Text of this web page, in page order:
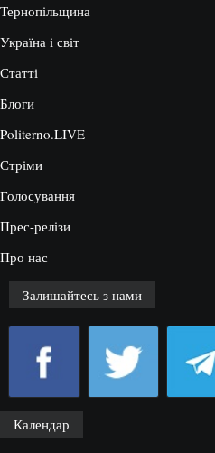
Тернопільщина
Україна і світ
Статті
Блоги
Politerno.LIVE
Стріми
Голосування
Прес-релізи
Про нас
Залишайтесь з нами
Календар